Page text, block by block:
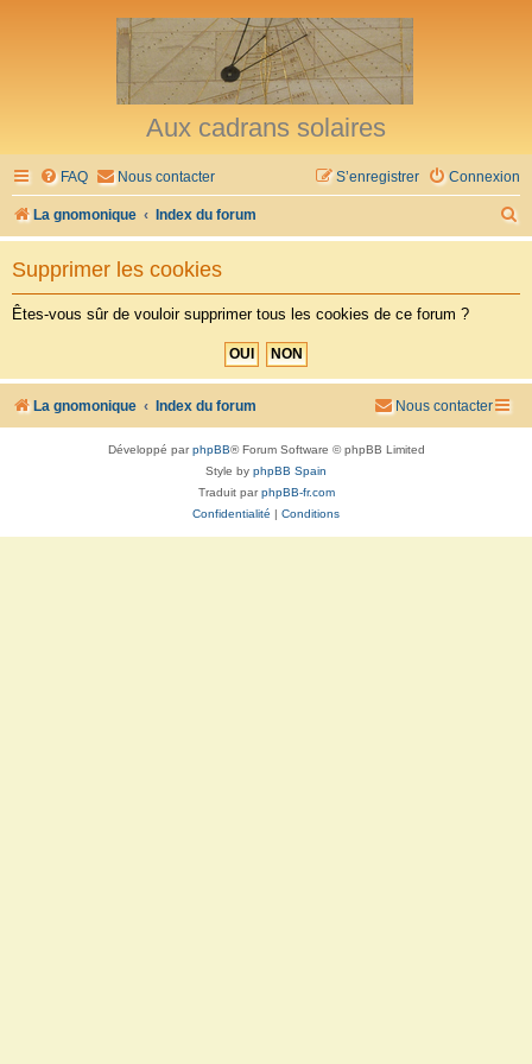
Aux cadrans solaires
FAQ Nous contacter Connexion
S’enregistrer
La gnomonique Index du forum
e
h
Supprimer les cookies
Êtes-vous sûr de vouloir supprimer tous les cookies de ce forum ?
La gnomonique Index du forum Nous contacter
Développé parphpBB® Forum Software © phpBB Limited
Style by phpBB Spain
Traduit parphpBB-fr.com
Confidentialité | Conditions